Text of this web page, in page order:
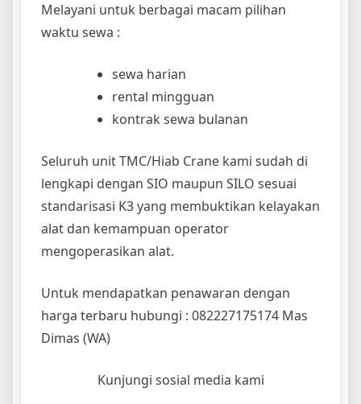
Melayani untuk berbagai macam pilihan
waktu sewa :
sewa harian
rental mingguan
kontrak sewa bulanan
Seluruh unit TMC/Hiab Crane kami sudah di
lengkapi dengan SIO maupun SILO sesuai
standarisasi K3 yang membuktikan kelayakan
alat dan kemampuan operator
mengoperasikan alat.
Untuk mendapatkan penawaran dengan
harga terbaru hubungi : 082227175174 Mas
Dimas (WA)
Kunjungi sosial media kami